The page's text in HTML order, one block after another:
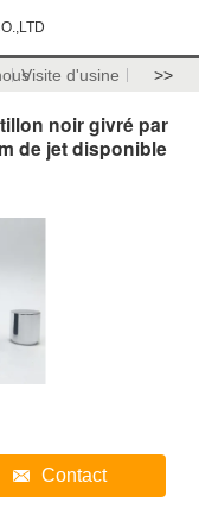
Visite d'usine >>
noir givré par
de jet disponible
Contact